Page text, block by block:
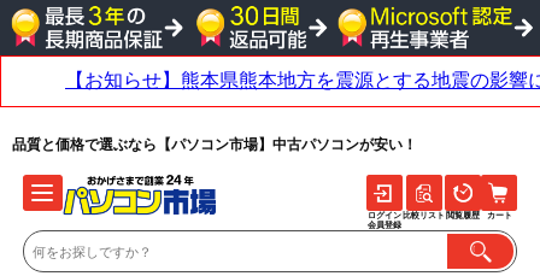
品質と価格で選ぶなら【パソコン市場】中古パソコンが安い！
ログイン
会員登録
比較リスト 閲覧履歴 カート